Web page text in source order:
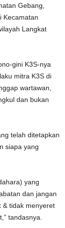
Gebang,
Kecamatan
Langkat
gini K3S-nya
mitra K3S di
wartawan,
dan bukan
telah ditetapkan
siapa yang
yang
dan jangan
& tidak menyeret
tandasnya.